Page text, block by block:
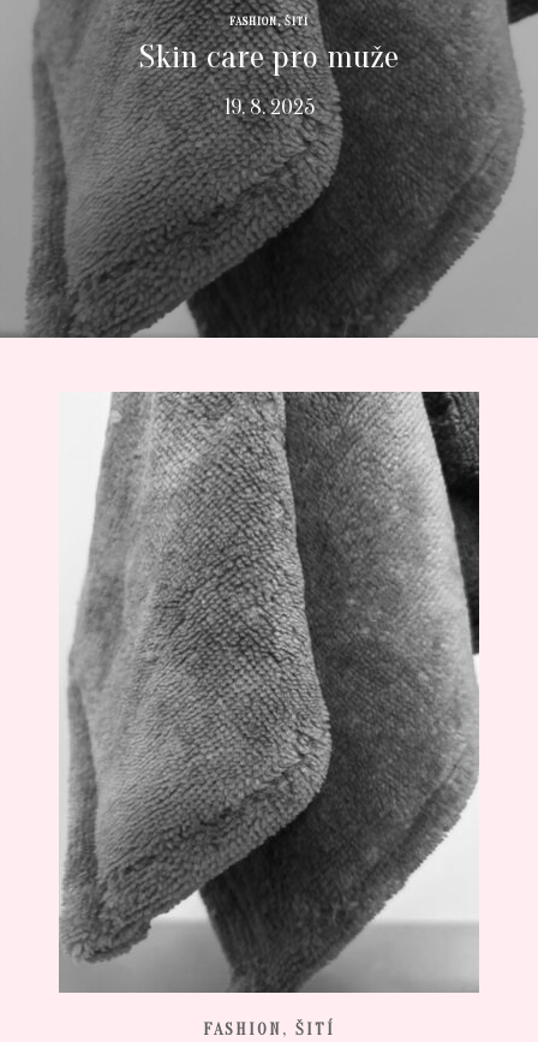
FASHION,ŠITÍ
Skin care pro muže
19. 8. 2025
FASHION, ŠITÍ